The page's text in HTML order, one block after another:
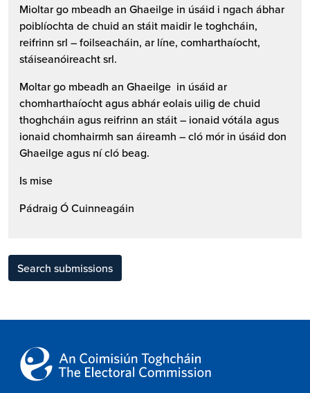
Mioltar go mbeadh an Ghaeilge in úsáid i ngach ábhar
poiblíochta de chuid an stáit maidir le toghcháin,
reifrinn srl – foilseacháin, ar líne, comharthaíocht,
stáiseanóireacht srl.
Moltar go mbeadh an Ghaeilge in úsáid ar
chomharthaíocht agus abhár eolais uilig de chuid
thoghcháin agus reifrinn an stáit – ionaid vótála agus
ionaid chomhairmh san áireamh – cló mór in úsáid don
Ghaeilge agus ní cló beag.
Is mise
Pádraig Ó Cuinneagáin
Search submissions